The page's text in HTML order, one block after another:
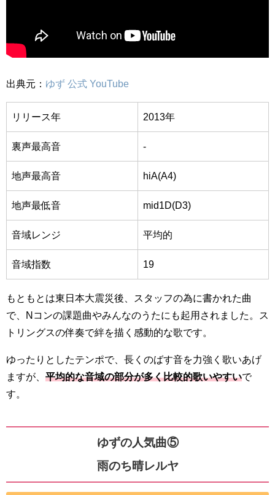
出典元： ゆず 公式 YouTube
リリース年 2013年
裏声最高音 -
地声最高音 hiA(A4)
地声最低音 mid1D(D3)
音域レンジ 平均的
音域指数 19
もともとは東日本大震災後、スタッフの為に書かれた曲
で、Nコンの課題曲やみんなのうたにも起用されました。ス
トリングスの伴奏で絆を描く感動的な歌です。
ゆったりとしたテンポで、長くのばす音を力強く歌いあげ
ますが、 平均的な音域の部分が多く比較的歌いやすいで
す。
ゆずの人気曲⑤
雨のち晴レルヤ